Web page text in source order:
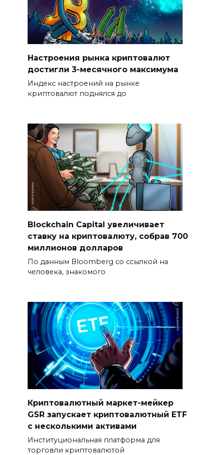
Настроения рынка криптовалют
достигли 3-месячного максимума
Индекс настроений на рынке
криптовалют поднялся до
Blockchain Capital увеличивает
ставку на криптовалюту, собрав 700
миллионов долларов
По данным Bloomberg со ссылкой на
человека, знакомого
Криптовалютный маркет-мейкер
GSR запускает криптовалютный ETF
с несколькими активами
Институциональная платформа для
торговли криптовалютой